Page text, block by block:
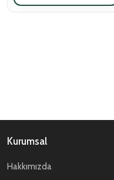
Kurumsal
Hakkımızda